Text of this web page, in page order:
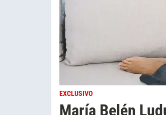
EXCLUSIVO
María Belén